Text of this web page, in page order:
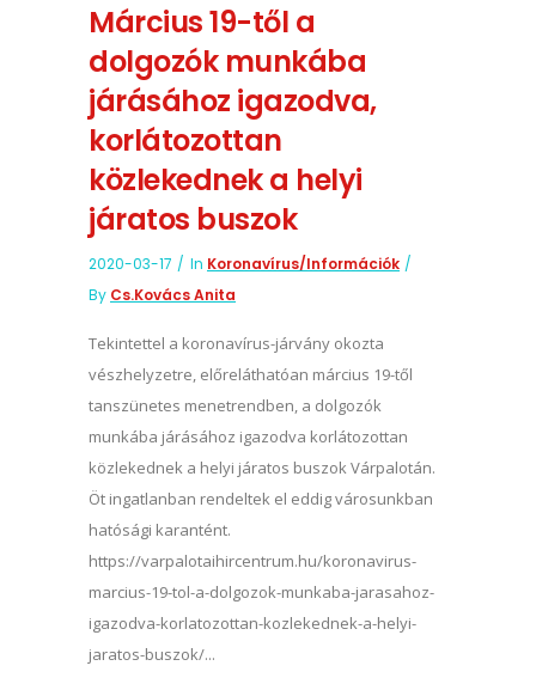
Március 19-től a
dolgozók munkába
járásához igazodva,
korlátozottan
közlekednek a helyi
járatos buszok
2020-03-17 In Koronavírus/információk
By Cs.Kovács Anita
Tekintettel a koronavírus-járvány okozta
vészhelyzetre, előreláthatóan március 19-től
tanszünetes menetrendben, a dolgozók
munkába járásához igazodva korlátozottan
közlekednek a helyi járatos buszok Várpalotán.
Öt ingatlanban rendeltek el eddig városunkban
hatósági karantént.
https://varpalotaihircentrum.hu/koronavirus-
marcius-19-tol-a-dolgozok-munkaba-jarasahoz-
igazodva-korlatozottan-kozlekednek-a-helyi-
jaratos-buszok/...